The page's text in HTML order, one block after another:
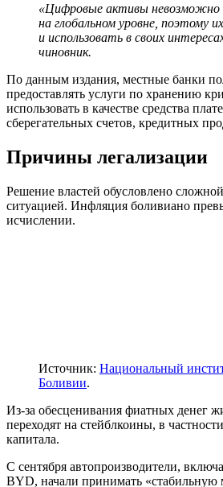
«Цифровые активы невозможно
на глобальном уровне, поэтому
и использовать в своих
чиновник.
По данным издания, местные банки
предоставлять услуги по хранению
использовать в качестве средства
сберегательных счетов, кредитных
Причины легализации
Решение властей обусловлено
ситуацией. Инфляция боливиано
исчислении.
Источник: Национальный
Боливии.
Из-за обесценивания фиатных денег
переходят на стейблкоины, в частности
капитала.
С сентября автопроизводители,
BYD, начали принимать «стабильную